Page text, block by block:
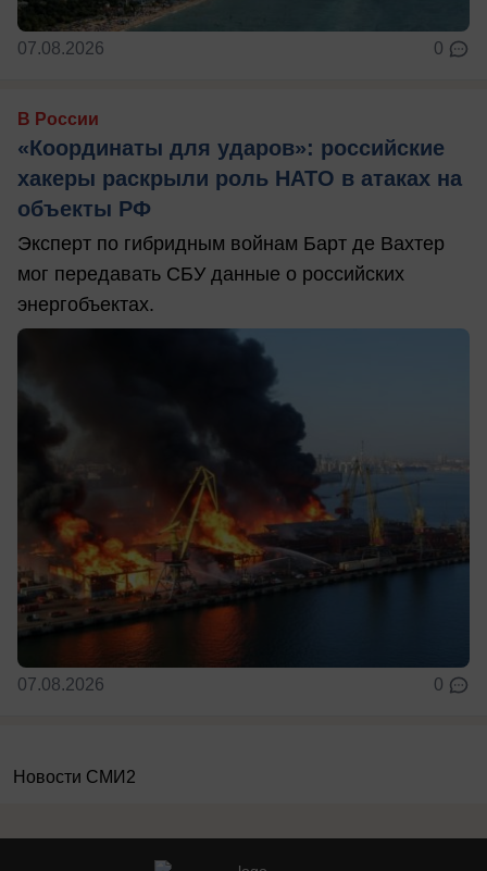
07.08.2026 0
В России
«Координаты для ударов»: российские
хакеры раскрыли роль НАТО в атаках на
объекты РФ
Эксперт по гибридным войнам Барт де Вахтер
мог передавать СБУ данные о российских
энергобъектах.
07.08.2026 0
Новости СМИ2